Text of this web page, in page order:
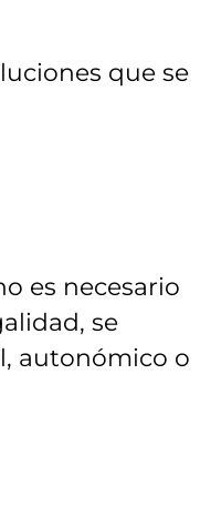
que se
es necesario
se
autonómico o